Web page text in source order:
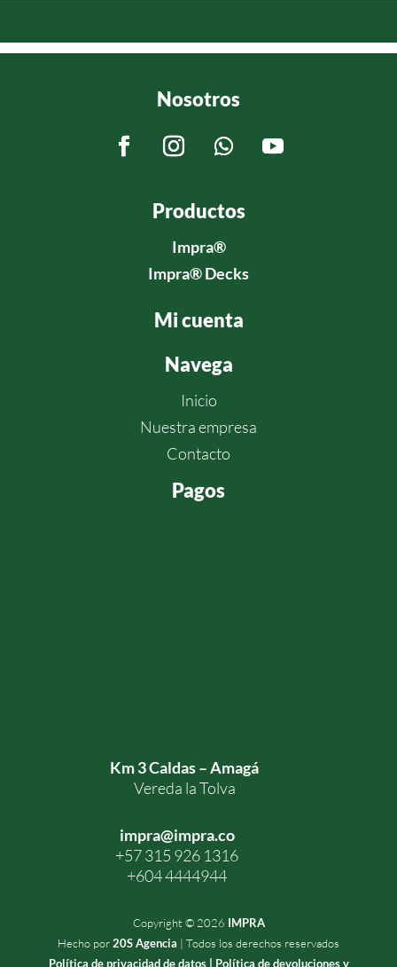
Nosotros
Productos
Impra®
Impra®Decks
Mi cuenta
Navega
Inicio
Nuestra empresa
Contacto
Pagos
Km 3 Caldas – Amagá
Vereda la Tolva
impra@impra.co
+57 315 926 1316
+604 4444944
Copyright © 2026 IMPRA
Hecho por20S Agencia | Todos los derechos reservados
Política de privacidad de datos | Política de devoluciones y